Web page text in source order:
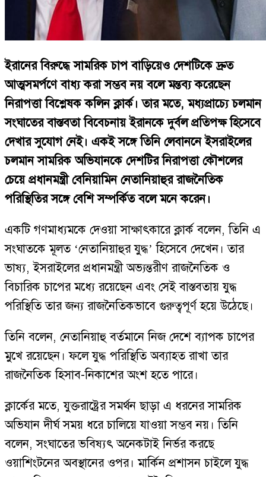
ইরানের বিরুদ্ধে সামরিক চাপ বাড়িয়েও দেশটিকে দ্রুত
আত্মসমর্পণে বাধ্য করা সম্ভব নয় বলে মন্তব্য করেছেন
নিরাপত্তা বিশ্লেষক কলিন ক্লার্ক। তার মতে, মধ্যপ্রাচ্যে চলমান
সংঘাতের বাস্তবতা বিবেচনায় ইরানকে দুর্বল প্রতিপক্ষ হিসেবে
দেখার সুযোগ নেই। একই সঙ্গে তিনি লেবাননে ইসরাইলের
চলমান সামরিক অভিযানকে দেশটির নিরাপত্তা কৌশলের
চেয়ে প্রধানমন্ত্রী বেনিয়ামিন নেতানিয়াহুর রাজনৈতিক
পরিস্থিতির সঙ্গে বেশি সম্পর্কিত বলে মনে করেন।
একটি গণমাধ্যমকে দেওয়া সাক্ষাৎকারে ক্লার্ক বলেন, তিনি এ
সংঘাতকে মূলত ‘নেতানিয়াহুর যুদ্ধ’ হিসেবে দেখেন। তার
ভাষ্য, ইসরাইলের প্রধানমন্ত্রী অভ্যন্তরীণ রাজনৈতিক ও
বিচারিক চাপের মধ্যে রয়েছেন এবং সেই বাস্তবতায় যুদ্ধ
পরিস্থিতি তার জন্য রাজনৈতিকভাবে গুরুত্বপূর্ণ হয়ে উঠেছে।
তিনি বলেন, নেতানিয়াহু বর্তমানে নিজ দেশে ব্যাপক চাপের
মুখে রয়েছেন। ফলে যুদ্ধ পরিস্থিতি অব্যাহত রাখা তার
রাজনৈতিক হিসাব-নিকাশের অংশ হতে পারে।
ক্লার্কের মতে, যুক্তরাষ্ট্রের সমর্থন ছাড়া এ ধরনের সামরিক
অভিযান দীর্ঘ সময় ধরে চালিয়ে যাওয়া সম্ভব নয়। তিনি
বলেন, সংঘাতের ভবিষ্যৎ অনেকটাই নির্ভর করছে
ওয়াশিংটনের অবস্থানের ওপর। মার্কিন প্রশাসন চাইলে যুদ্ধ